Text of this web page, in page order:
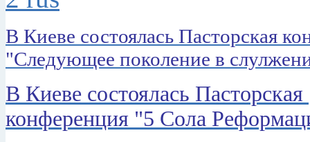
В Киеве состоялась Пасторская
"Следующее поколение в
В Киеве состоялась Пасторская
конференция "5 Сола